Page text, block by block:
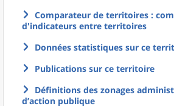
Comparateur de territoires :
d'indicateurs entre territoires
Données statistiques sur ce
Publications sur ce territoire
Définitions des zonages
d’action publique